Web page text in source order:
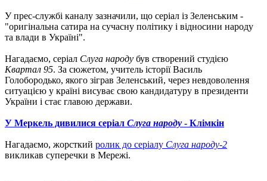
У прес-службі каналу зазначили, що серіал із Зеленським -
"оригінальна сатира на сучасну політику і відносини народу
та влади в Україні".
Нагадаємо, серіал Слуга народу був створений студією
Квартал 95. За сюжетом, учитель історії Василь
Голобородько, якого зіграв Зеленський, через невдоволення
ситуацією у країні висуває свою кандидатуру в президенти
України і стає главою держави.
У Меркель дивилися серіал Слуга народу - Клімкін
Нагадаємо, жорсткий ролик до серіалу Слуга народу-2
викликав суперечки в Мережі.